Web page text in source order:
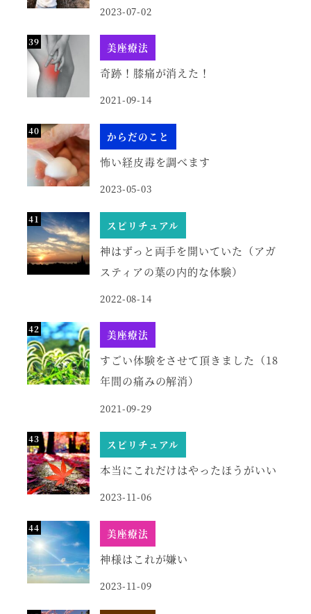
2023-07-02
美座療法
奇跡！膝痛が消えた！
2021-09-14
からだのこと
怖い経皮毒を調べます
2023-05-03
スピリチュアル
神はずっと両手を開いていた（アガ
スティアの葉の内的な体験）
2022-08-14
美座療法
すごい体験をさせて頂きました（18
年間の痛みの解消）
2021-09-29
スピリチュアル
本当にこれだけはやったほうがいい
2023-11-06
美座療法
神様はこれが嫌い
2023-11-09